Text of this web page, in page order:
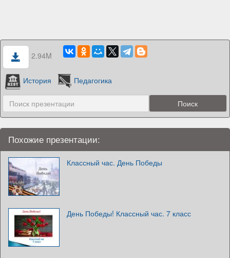
2.94M
История Педагогика
Похожие презентации:
Классный час. День Победы
День Победы! Классный час. 7 класс